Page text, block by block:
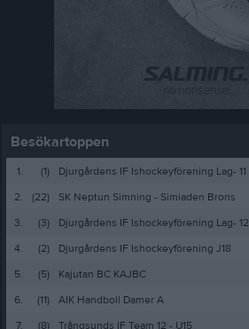
Besökartoppen
1. (1)
Djurgårdens IF Ishockeyförening Lag- 11
2.
(22)
SK Neptun Simning - Simiaden Brons
3.
(3)
Djurgårdens IF Ishockeyförening Lag- 12
4.
(2)
Djurgårdens IF Ishockeyförening J18
5.
(5)
Kajutan BC KAJBC
6.
(11)
AIK Handboll Damer A
7.
(8) Trångsunds IF Team 12 - U15